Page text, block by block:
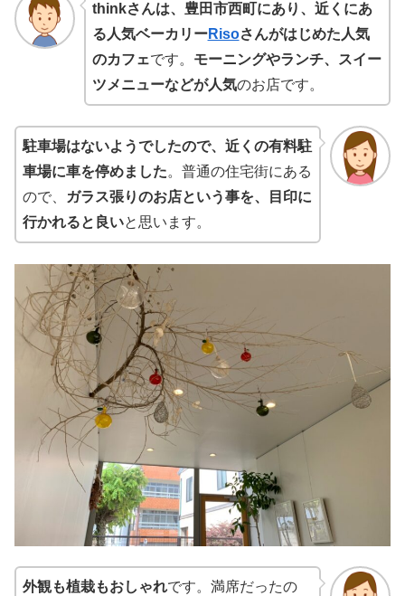
thinkさんは、豊田市西町にあり、近くにあ
る人気ベーカリーRisoさんがはじめた人気
のカフェです。 モーニングやランチ、スイー
ツメニューなどが人気のお店です。
駐車場はないようでしたので、近くの有料駐
車場に車を停めました。普通の住宅街にある
ので、 ガラス張りのお店という事を、目印に
行かれると良いと思います。
外観も植栽もおしゃれです。満席だったの